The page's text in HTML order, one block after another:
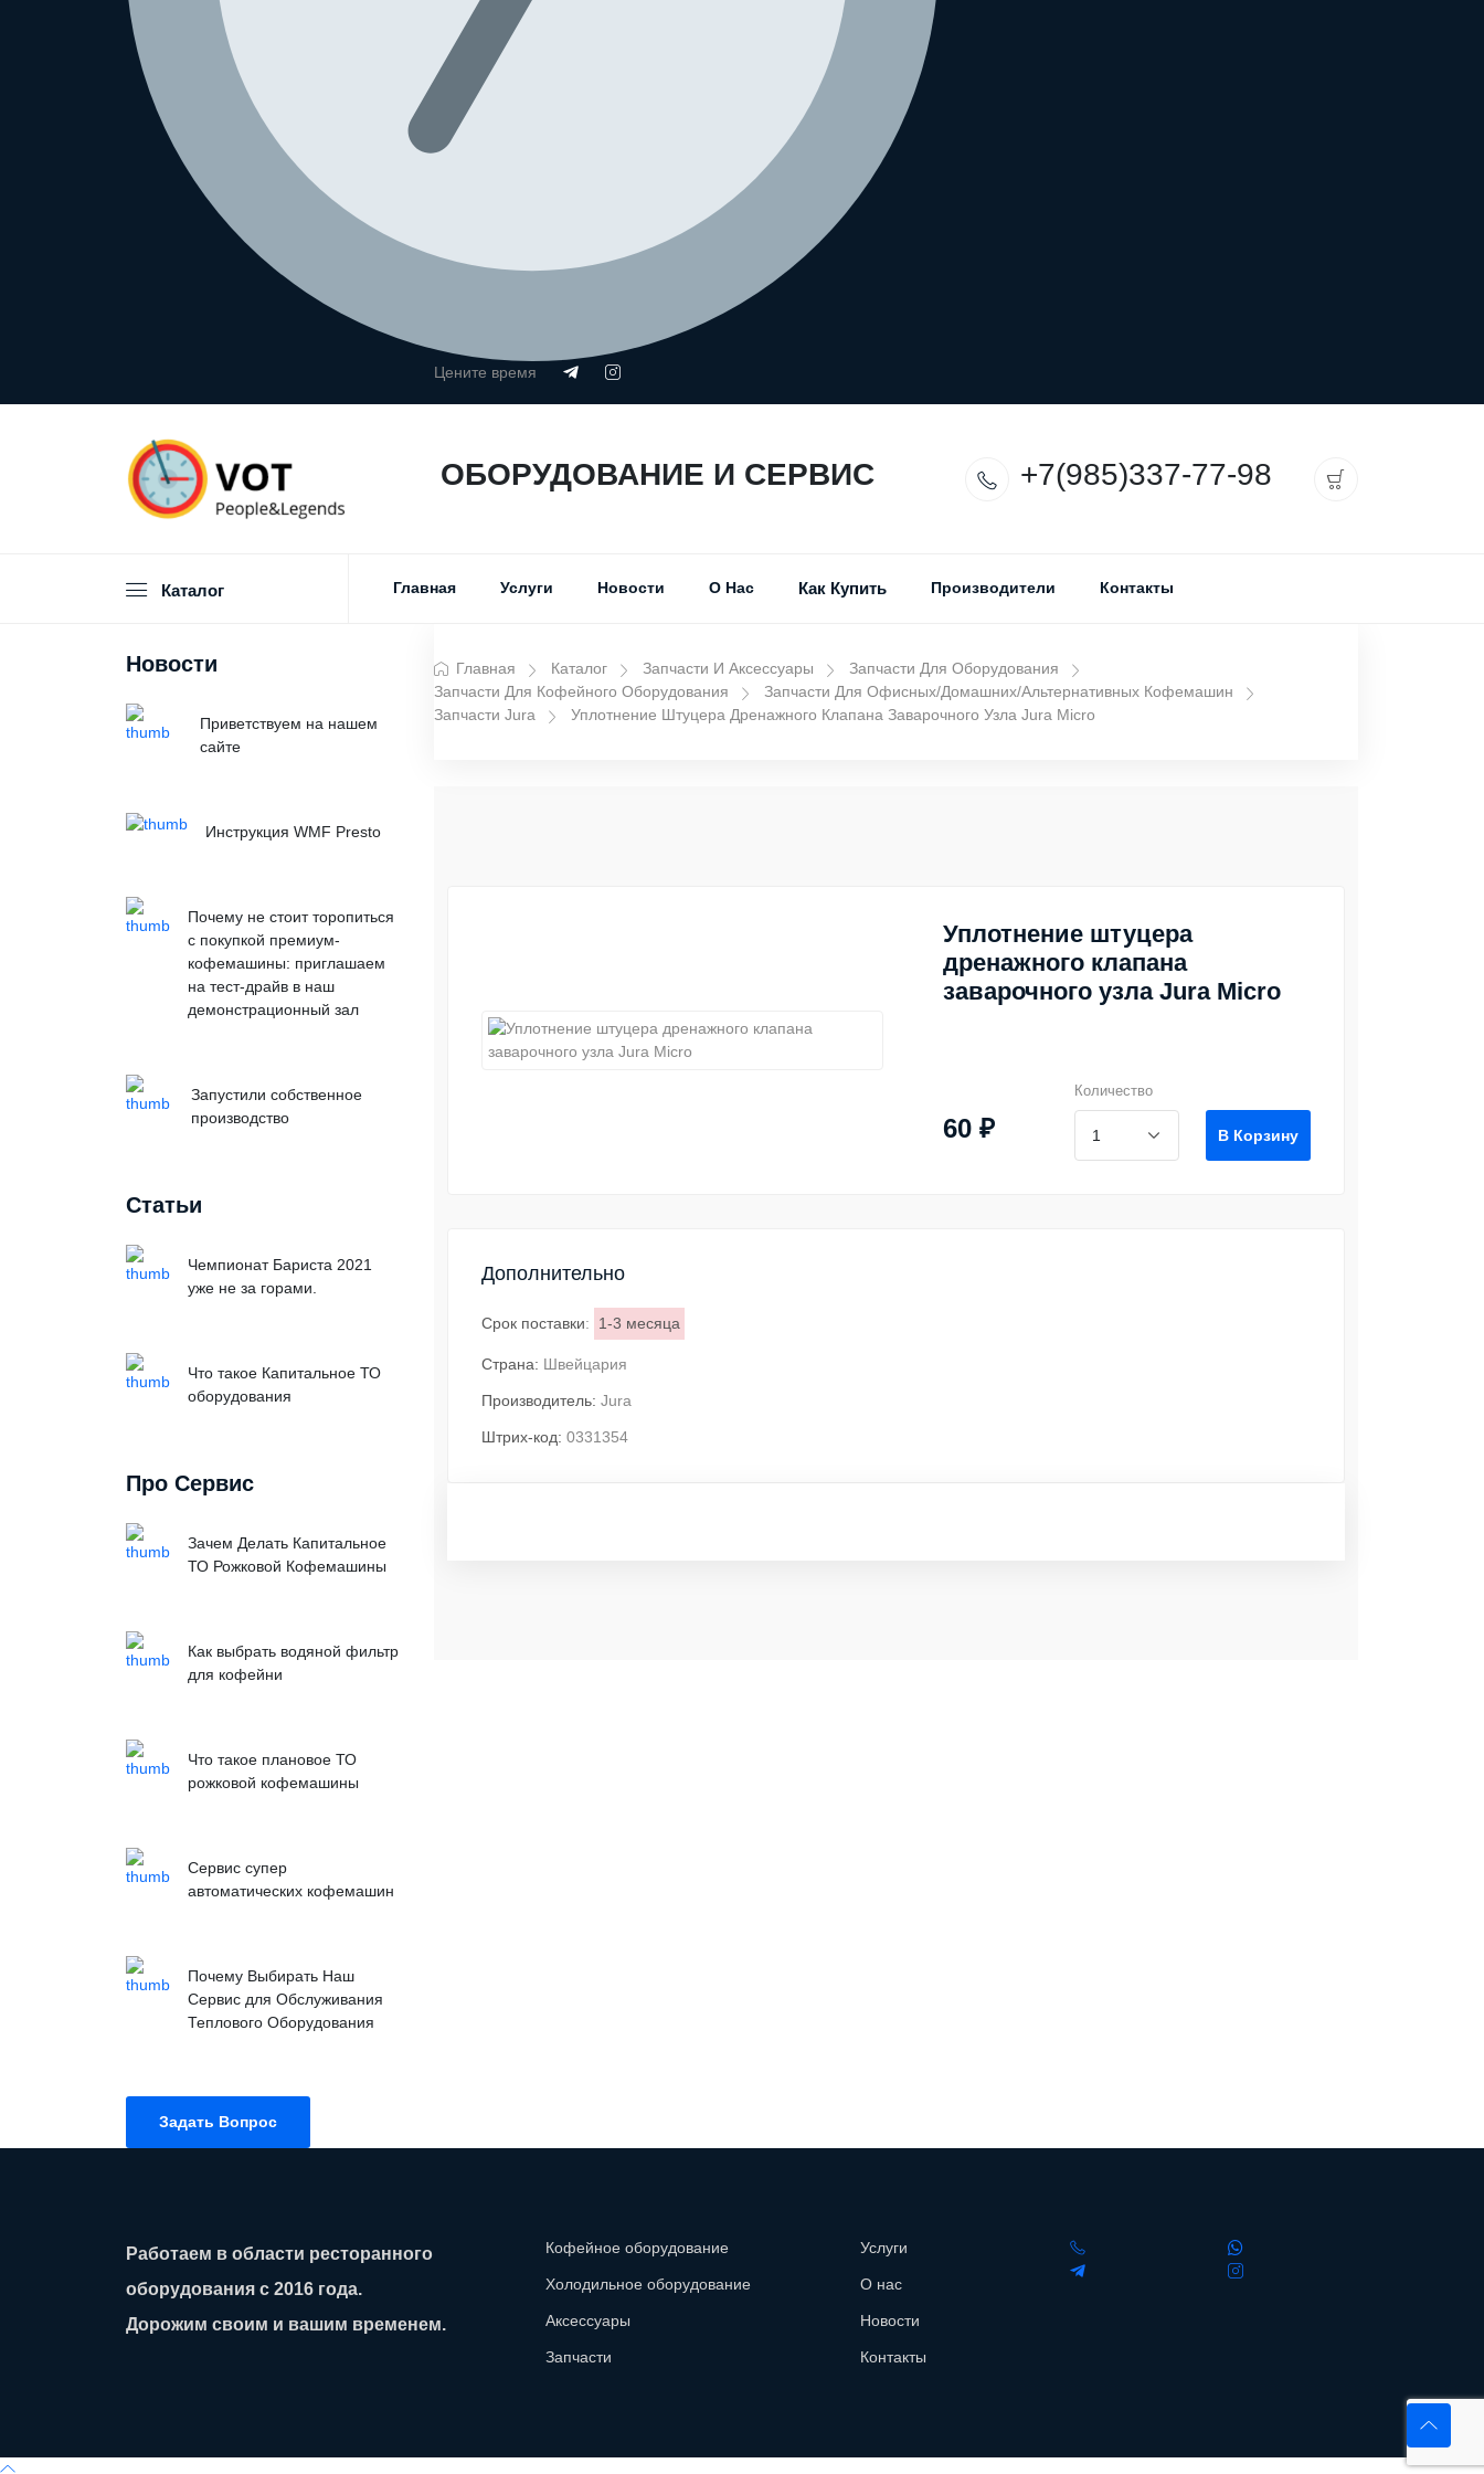
Цените время
ОБОРУДОВАНИЕ И СЕРВИС +7(985)337-77-98
Каталог Главная Услуги Новости О Нас Как Купить Производители Контакты
Новости
Приветствуем на нашем
сайте
Инструкция WMF Presto
Почему не стоит торопиться
с покупкой премиум-
кофемашины: приглашаем
на тест-драйв в наш
демонстрационный зал
Запустили собственное
производство
Статьи
Чемпионат Бариста 2021
уже не за горами.
Что такое Капитальное ТО
оборудования
Про Сервис
Зачем Делать Капитальное
ТО Рожковой Кофемашины
Как выбрать водяной фильтр
для кофейни
Что такое плановое ТО
рожковой кофемашины
Сервис супер
автоматических кофемашин
Почему Выбирать Наш
Сервис для Обслуживания
Теплового Оборудования
Задать Вопрос
Главная Каталог Запчасти И Аксессуары
Запчасти Для Оборудования
Запчасти Для Кофейного Оборудования
Запчасти Для Офисных/домашних/альтернативных Кофемашин
Запчасти Jura
Уплотнение Штуцера Дренажного Клапана Заварочного Узла Jura Micro
Уплотнение штуцера
дренажного клапана
заварочного узла Jura Micro
60 ₽
Количество
В Корзину
Дополнительно
Срок поставки: 1-3 месяца
Страна: Швейцария
Производитель: Jura
Штрих-код: 0331354
Работаем в области ресторанного
оборудования с 2016 года.
Дорожим своим и вашим временем.
Кофейное оборудование
Холодильное оборудование
Аксессуары
Запчасти
Услуги
О нас
Новости
Контакты